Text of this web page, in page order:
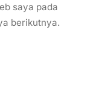
saya pada
berikutnya.